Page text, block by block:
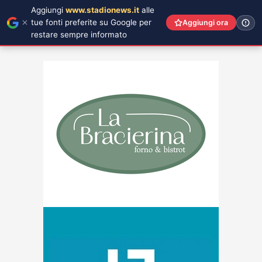
Aggiungi www.stadionews.it alle
tue fonti preferite su Google per
restare sempre informato
Aggiungi ora